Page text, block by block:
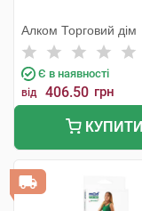
Алком Торговий дім
Є в наявності
від 406.50 грн
КУПИТИ